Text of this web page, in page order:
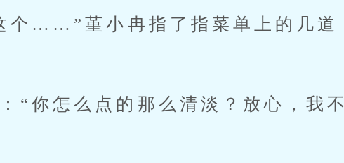
……”堇小冉指了指菜单上的几道
你怎么点的那么清淡？放心，我不